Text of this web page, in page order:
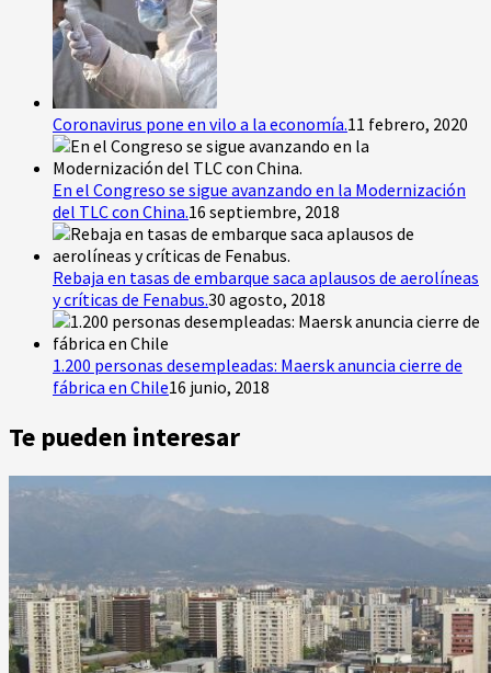
Coronavirus pone en vilo a la economía.11 febrero, 2020
En el Congreso se sigue avanzando en la Modernización
del TLC con China.16 septiembre, 2018
Rebaja en tasas de embarque saca aplausos de aerolíneas
y críticas de Fenabus.30 agosto, 2018
1.200 personas desempleadas: Maersk anuncia cierre de
fábrica en Chile16 junio, 2018
Te pueden interesar